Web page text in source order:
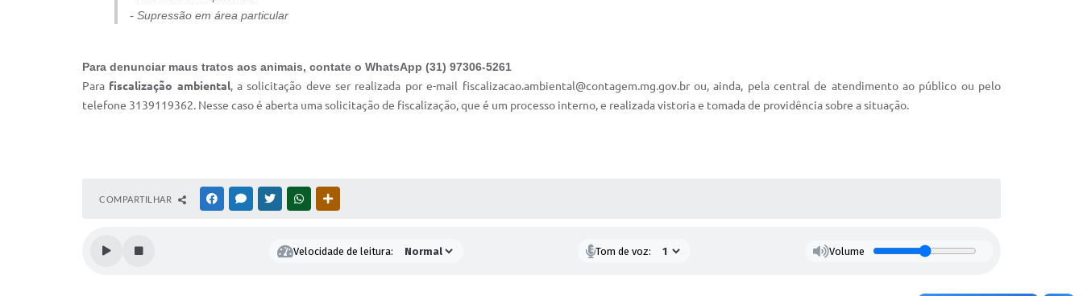
- ⁠Supressão em área particular
Para denunciar maus tratos aos animais, contate o WhatsApp (31) 97306-5261
Para fiscalização ambiental, a solicitação deve ser realizada por e-mail fiscalizacao.ambiental@contagem.mg.gov.br ou, ainda, pela central de atendimento ao público ou pelo
telefone 3139119362. Nesse caso é aberta uma solicitação de fiscalização, que é um processo interno, e realizada vistoria e tomada de providência sobre a situação.
COMPARTILHAR FACEBOOKMESSENGER
TWITTERWHATSAPP
Velocidade de leitura: Tom de voz: Volume